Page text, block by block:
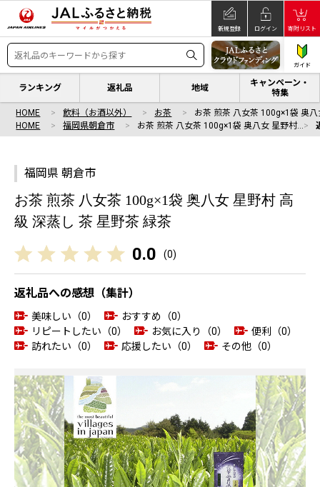
新規登録 ログイン 寄附リスト
ガイド
ランキング 返礼品 地域
キャンペーン・
特集
HOME 飲料（お酒以外） お茶
お茶 煎茶 八女茶 100g×1袋 奥
HOME
福岡県朝倉市 お茶 煎茶 八女茶 100g×1袋 奥八女 星野村…
福岡県 朝倉市
お茶 煎茶 八女茶 100g×1袋 奥八女 星野村 高
級 深蒸し 茶 星野茶 緑茶
0.0 (0)
返礼品への感想（集計）
美味しい（0）
おすすめ（0）
リピートしたい（0）
お気に入り（0）
便利（0）
訪れたい（0）
応援したい（0） その他（0）